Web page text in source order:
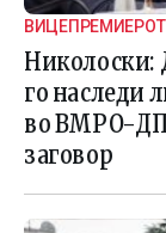
Николоски:
го наследи
во ВМРО-
заговор